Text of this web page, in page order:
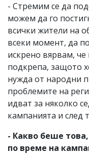
- Стремим се да
можем да го
всички жители на
всеки момент, да
искрено вярвам,
подкрепа, защото
нужда от народни
проблемите на
идват за няколко
кампанията и след
- Какво беше
по време на